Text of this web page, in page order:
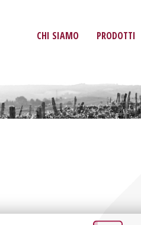
CHI SIAMO PRODOTTI